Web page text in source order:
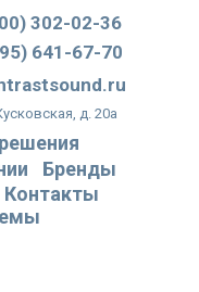
Бренды
Контакты
д. 20а
641-67-70
302-02-36